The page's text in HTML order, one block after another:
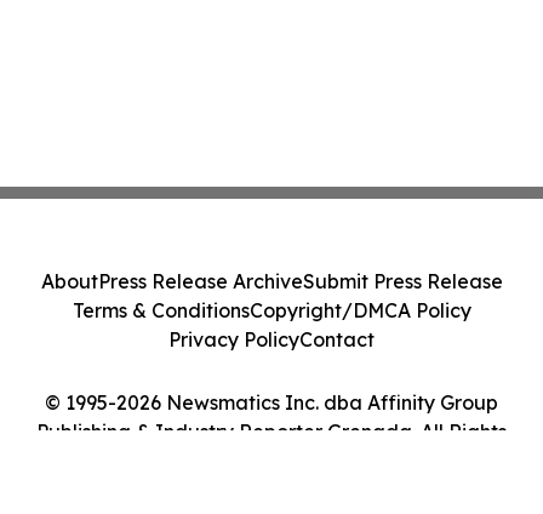
© 1995-2026 Newsmatics Inc. dba Affinity Group
Publishing & Industry Reporter Grenada. All Rights
AboutPress Release ArchiveSubmit Press Release
Terms & ConditionsCopyright/DMCA Policy
Privacy PolicyContact